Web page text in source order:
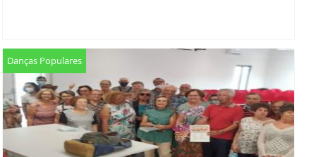
Danças Populares